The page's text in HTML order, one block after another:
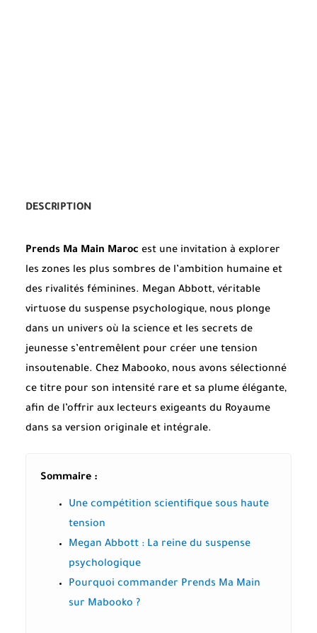
DESCRIPTION
Prends Ma Main Maroc est une invitation à explorer
les zones les plus sombres de l’ambition humaine et
des rivalités féminines. Megan Abbott, véritable
virtuose du suspense psychologique, nous plonge
dans un univers où la science et les secrets de
jeunesse s’entremêlent pour créer une tension
insoutenable. Chez Mabooko, nous avons sélectionné
ce titre pour son intensité rare et sa plume élégante,
afin de l’offrir aux lecteurs exigeants du Royaume
dans sa version originale et intégrale.
Sommaire :
Une compétition scientifique sous haute
tension
Megan Abbott : La reine du suspense
psychologique
Pourquoi commander Prends Ma Main
sur Mabooko ?